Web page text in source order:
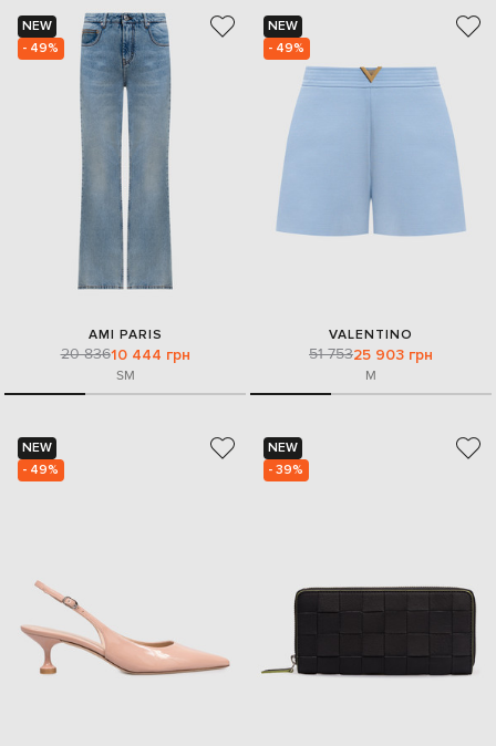
NEW
- 49%
AMI PARIS
20 83610 444 грн
SM
NEW
- 49%
VALENTINO
51 75325 903 грн
M
NEW
- 49%
NEW
- 39%